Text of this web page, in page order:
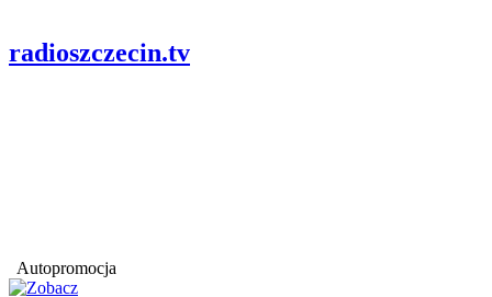
radioszczecin.tv
Autopromocja